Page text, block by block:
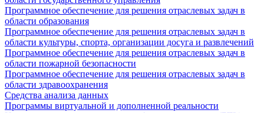
Программное обеспечение для решения отраслевых задач в
области образования
Программное обеспечение для решения отраслевых задач в
области культуры, спорта, организации досуга и развлечений
Программное обеспечение для решения отраслевых задач в
области пожарной безопасности
Программное обеспечение для решения отраслевых задач в
области здравоохранения
Средства анализа данных
Программы виртуальной и дополненной реальности